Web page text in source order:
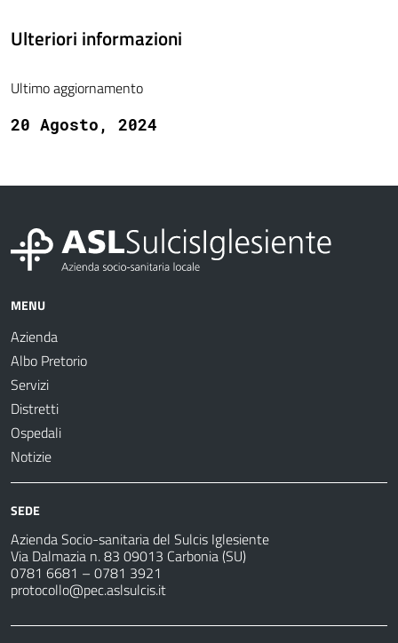
Ulteriori informazioni
Ultimo aggiornamento
20 Agosto, 2024
MENU
Azienda
Albo Pretorio
Servizi
Distretti
Ospedali
Notizie
SEDE
Azienda Socio-sanitaria del Sulcis Iglesiente
Via Dalmazia n. 83 09013 Carbonia (SU)
0781 6681 – 0781 3921
protocollo@pec.aslsulcis.it